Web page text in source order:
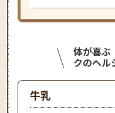
体が喜ぶ
クのヘル
牛乳